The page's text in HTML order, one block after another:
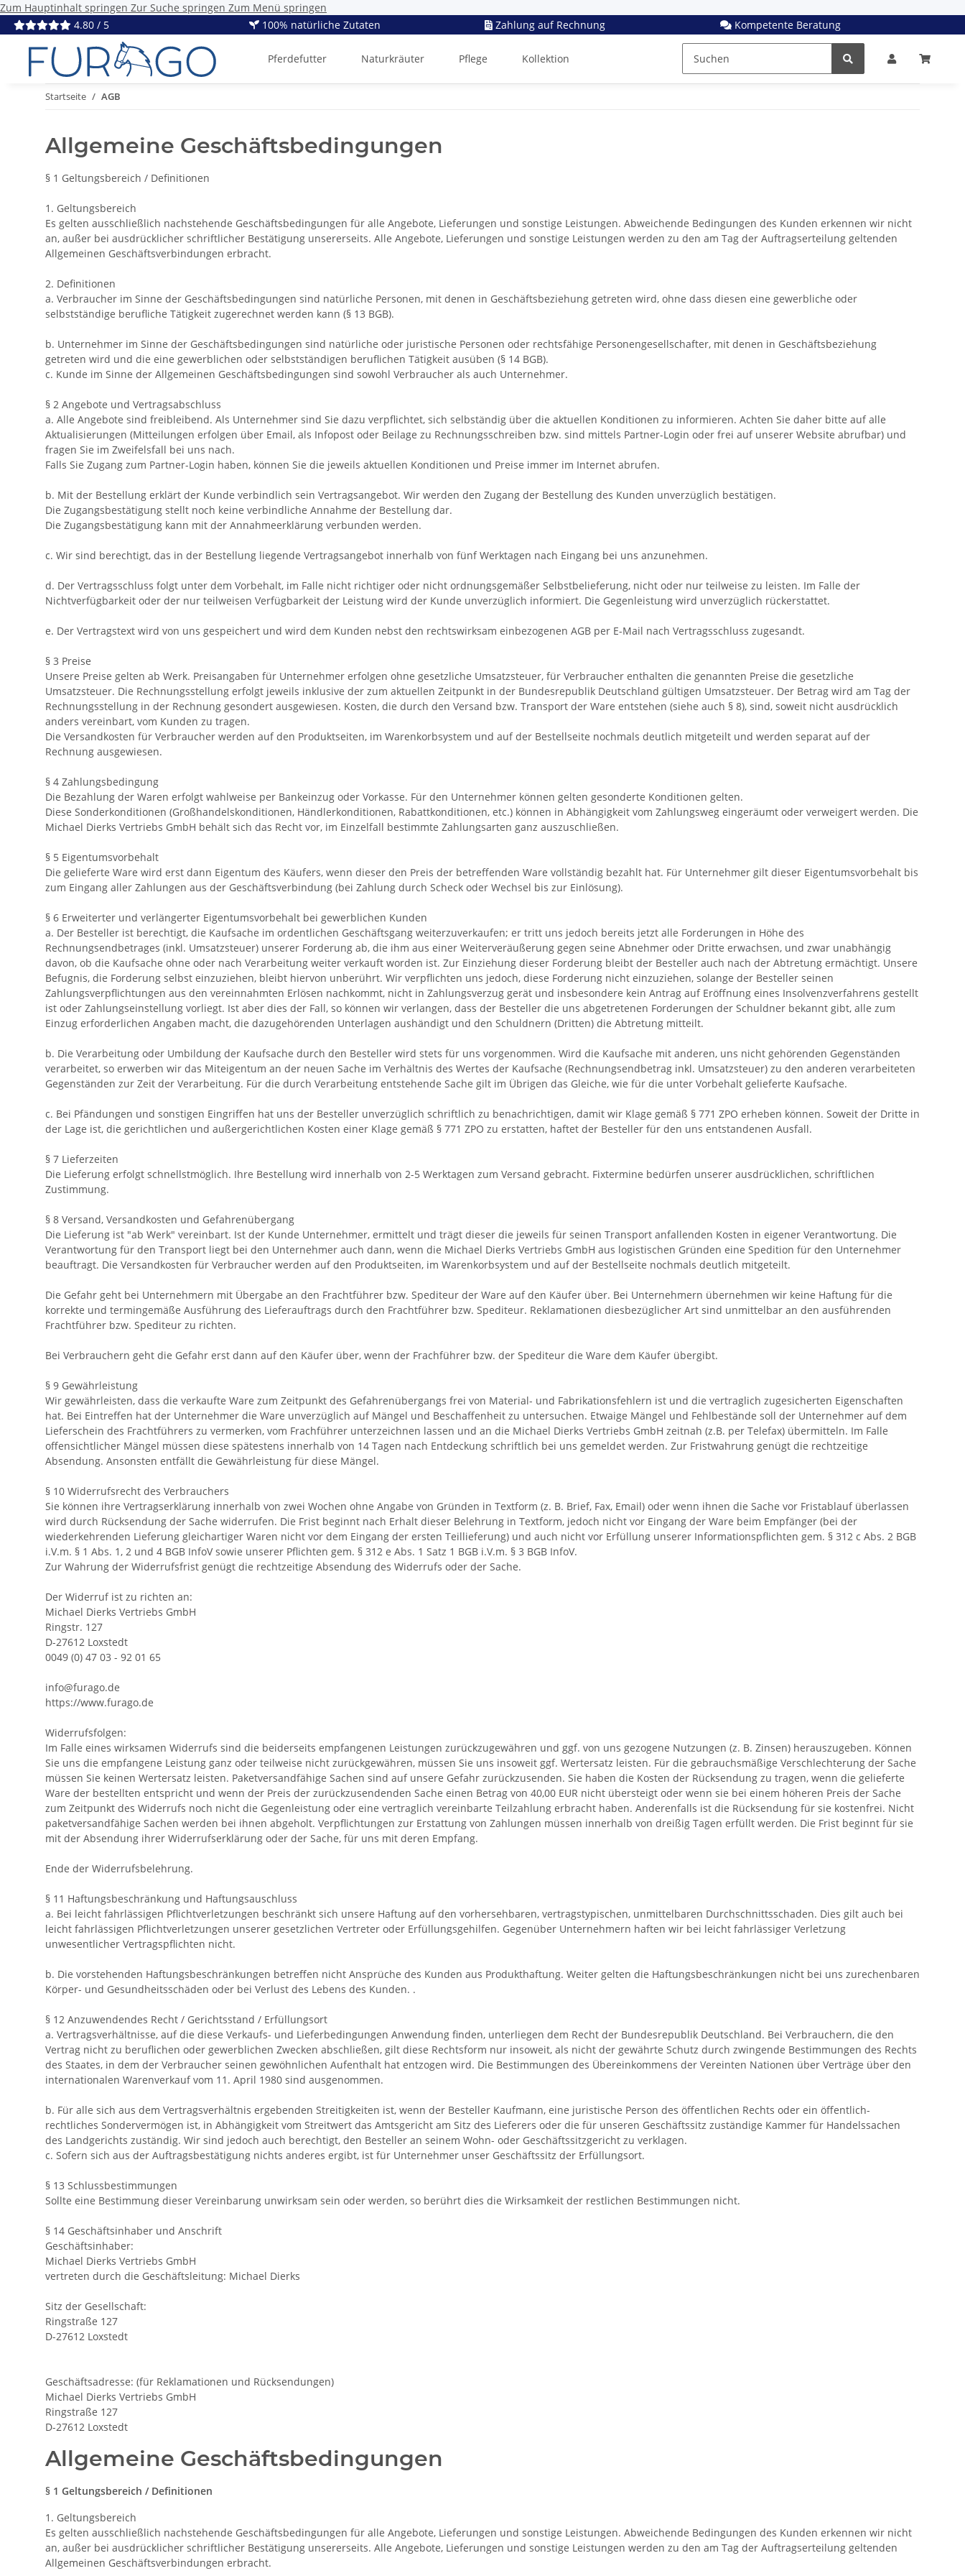
Zum Hauptinhalt springen Zur Suche springen Zum Menü springen
4.80 / 5
100% natürliche Zutaten Zahlung auf Rechnung Kompetente Beratung
Pferdefutter Naturkräuter Pflege Kollektion
Startseite AGB
Allgemeine Geschäftsbedingungen
§ 1 Geltungsbereich / Definitionen
1. Geltungsbereich
Es gelten ausschließlich nachstehende Geschäftsbedingungen für alle Angebote, Lieferungen und sonstige Leistungen. Abweichende Bedingungen des Kunden erkennen wir nicht
an, außer bei ausdrücklicher schriftlicher Bestätigung unsererseits. Alle Angebote, Lieferungen und sonstige Leistungen werden zu den am Tag der Auftragserteilung geltenden
Allgemeinen Geschäftsverbindungen erbracht.
2. Definitionen
a. Verbraucher im Sinne der Geschäftsbedingungen sind natürliche Personen, mit denen in Geschäftsbeziehung getreten wird, ohne dass diesen eine gewerbliche oder
selbstständige berufliche Tätigkeit zugerechnet werden kann (§ 13 BGB).
b. Unternehmer im Sinne der Geschäftsbedingungen sind natürliche oder juristische Personen oder rechtsfähige Personengesellschafter, mit denen in Geschäftsbeziehung
getreten wird und die eine gewerblichen oder selbstständigen beruflichen Tätigkeit ausüben (§ 14 BGB).
c. Kunde im Sinne der Allgemeinen Geschäftsbedingungen sind sowohl Verbraucher als auch Unternehmer.
§ 2 Angebote und Vertragsabschluss
a. Alle Angebote sind freibleibend. Als Unternehmer sind Sie dazu verpflichtet, sich selbständig über die aktuellen Konditionen zu informieren. Achten Sie daher bitte auf alle
Aktualisierungen (Mitteilungen erfolgen über Email, als Infopost oder Beilage zu Rechnungsschreiben bzw. sind mittels Partner-Login oder frei auf unserer Website abrufbar) und
fragen Sie im Zweifelsfall bei uns nach.
Falls Sie Zugang zum Partner-Login haben, können Sie die jeweils aktuellen Konditionen und Preise immer im Internet abrufen.
b. Mit der Bestellung erklärt der Kunde verbindlich sein Vertragsangebot. Wir werden den Zugang der Bestellung des Kunden unverzüglich bestätigen.
Die Zugangsbestätigung stellt noch keine verbindliche Annahme der Bestellung dar.
Die Zugangsbestätigung kann mit der Annahmeerklärung verbunden werden.
c. Wir sind berechtigt, das in der Bestellung liegende Vertragsangebot innerhalb von fünf Werktagen nach Eingang bei uns anzunehmen.
d. Der Vertragsschluss folgt unter dem Vorbehalt, im Falle nicht richtiger oder nicht ordnungsgemäßer Selbstbelieferung, nicht oder nur teilweise zu leisten. Im Falle der
Nichtverfügbarkeit oder der nur teilweisen Verfügbarkeit der Leistung wird der Kunde unverzüglich informiert. Die Gegenleistung wird unverzüglich rückerstattet.
e. Der Vertragstext wird von uns gespeichert und wird dem Kunden nebst den rechtswirksam einbezogenen AGB per E-Mail nach Vertragsschluss zugesandt.
§ 3 Preise
Unsere Preise gelten ab Werk. Preisangaben für Unternehmer erfolgen ohne gesetzliche Umsatzsteuer, für Verbraucher enthalten die genannten Preise die gesetzliche
Umsatzsteuer. Die Rechnungsstellung erfolgt jeweils inklusive der zum aktuellen Zeitpunkt in der Bundesrepublik Deutschland gültigen Umsatzsteuer. Der Betrag wird am Tag der
Rechnungsstellung in der Rechnung gesondert ausgewiesen. Kosten, die durch den Versand bzw. Transport der Ware entstehen (siehe auch § 8), sind, soweit nicht ausdrücklich
anders vereinbart, vom Kunden zu tragen.
Die Versandkosten für Verbraucher werden auf den Produktseiten, im Warenkorbsystem und auf der Bestellseite nochmals deutlich mitgeteilt und werden separat auf der
Rechnung ausgewiesen.
§ 4 Zahlungsbedingung
Die Bezahlung der Waren erfolgt wahlweise per Bankeinzug oder Vorkasse. Für den Unternehmer können gelten gesonderte Konditionen gelten.
Diese Sonderkonditionen (Großhandelskonditionen, Händlerkonditionen, Rabattkonditionen, etc.) können in Abhängigkeit vom Zahlungsweg eingeräumt oder verweigert werden. Die
Michael Dierks Vertriebs GmbH behält sich das Recht vor, im Einzelfall bestimmte Zahlungsarten ganz auszuschließen.
§ 5 Eigentumsvorbehalt
Die gelieferte Ware wird erst dann Eigentum des Käufers, wenn dieser den Preis der betreffenden Ware vollständig bezahlt hat. Für Unternehmer gilt dieser Eigentumsvorbehalt bis
zum Eingang aller Zahlungen aus der Geschäftsverbindung (bei Zahlung durch Scheck oder Wechsel bis zur Einlösung).
§ 6 Erweiterter und verlängerter Eigentumsvorbehalt bei gewerblichen Kunden
a. Der Besteller ist berechtigt, die Kaufsache im ordentlichen Geschäftsgang weiterzuverkaufen; er tritt uns jedoch bereits jetzt alle Forderungen in Höhe des
Rechnungsendbetrages (inkl. Umsatzsteuer) unserer Forderung ab, die ihm aus einer Weiterveräußerung gegen seine Abnehmer oder Dritte erwachsen, und zwar unabhängig
davon, ob die Kaufsache ohne oder nach Verarbeitung weiter verkauft worden ist. Zur Einziehung dieser Forderung bleibt der Besteller auch nach der Abtretung ermächtigt. Unsere
Befugnis, die Forderung selbst einzuziehen, bleibt hiervon unberührt. Wir verpflichten uns jedoch, diese Forderung nicht einzuziehen, solange der Besteller seinen
Zahlungsverpflichtungen aus den vereinnahmten Erlösen nachkommt, nicht in Zahlungsverzug gerät und insbesondere kein Antrag auf Eröffnung eines Insolvenzverfahrens gestellt
ist oder Zahlungseinstellung vorliegt. Ist aber dies der Fall, so können wir verlangen, dass der Besteller die uns abgetretenen Forderungen der Schuldner bekannt gibt, alle zum
Einzug erforderlichen Angaben macht, die dazugehörenden Unterlagen aushändigt und den Schuldnern (Dritten) die Abtretung mitteilt.
b. Die Verarbeitung oder Umbildung der Kaufsache durch den Besteller wird stets für uns vorgenommen. Wird die Kaufsache mit anderen, uns nicht gehörenden Gegenständen
verarbeitet, so erwerben wir das Miteigentum an der neuen Sache im Verhältnis des Wertes der Kaufsache (Rechnungsendbetrag inkl. Umsatzsteuer) zu den anderen verarbeiteten
Gegenständen zur Zeit der Verarbeitung. Für die durch Verarbeitung entstehende Sache gilt im Übrigen das Gleiche, wie für die unter Vorbehalt gelieferte Kaufsache.
c. Bei Pfändungen und sonstigen Eingriffen hat uns der Besteller unverzüglich schriftlich zu benachrichtigen, damit wir Klage gemäß § 771 ZPO erheben können. Soweit der Dritte in
der Lage ist, die gerichtlichen und außergerichtlichen Kosten einer Klage gemäß § 771 ZPO zu erstatten, haftet der Besteller für den uns entstandenen Ausfall.
§ 7 Lieferzeiten
Die Lieferung erfolgt schnellstmöglich. Ihre Bestellung wird innerhalb von 2-5 Werktagen zum Versand gebracht. Fixtermine bedürfen unserer ausdrücklichen, schriftlichen
Zustimmung.
§ 8 Versand, Versandkosten und Gefahrenübergang
Die Lieferung ist "ab Werk" vereinbart. Ist der Kunde Unternehmer, ermittelt und trägt dieser die jeweils für seinen Transport anfallenden Kosten in eigener Verantwortung. Die
Verantwortung für den Transport liegt bei den Unternehmer auch dann, wenn die Michael Dierks Vertriebs GmbH aus logistischen Gründen eine Spedition für den Unternehmer
beauftragt. Die Versandkosten für Verbraucher werden auf den Produktseiten, im Warenkorbsystem und auf der Bestellseite nochmals deutlich mitgeteilt.
Die Gefahr geht bei Unternehmern mit Übergabe an den Frachtführer bzw. Spediteur der Ware auf den Käufer über. Bei Unternehmern übernehmen wir keine Haftung für die
korrekte und termingemäße Ausführung des Lieferauftrags durch den Frachtführer bzw. Spediteur. Reklamationen diesbezüglicher Art sind unmittelbar an den ausführenden
Frachtführer bzw. Spediteur zu richten.
Bei Verbrauchern geht die Gefahr erst dann auf den Käufer über, wenn der Frachführer bzw. der Spediteur die Ware dem Käufer übergibt.
§ 9 Gewährleistung
Wir gewährleisten, dass die verkaufte Ware zum Zeitpunkt des Gefahrenübergangs frei von Material- und Fabrikationsfehlern ist und die vertraglich zugesicherten Eigenschaften
hat. Bei Eintreffen hat der Unternehmer die Ware unverzüglich auf Mängel und Beschaffenheit zu untersuchen. Etwaige Mängel und Fehlbestände soll der Unternehmer auf dem
Lieferschein des Frachtführers zu vermerken, vom Frachführer unterzeichnen lassen und an die Michael Dierks Vertriebs GmbH zeitnah (z.B. per Telefax) übermitteln. Im Falle
offensichtlicher Mängel müssen diese spätestens innerhalb von 14 Tagen nach Entdeckung schriftlich bei uns gemeldet werden. Zur Fristwahrung genügt die rechtzeitige
Absendung. Ansonsten entfällt die Gewährleistung für diese Mängel.
§ 10 Widerrufsrecht des Verbrauchers
Sie können ihre Vertragserklärung innerhalb von zwei Wochen ohne Angabe von Gründen in Textform (z. B. Brief, Fax, Email) oder wenn ihnen die Sache vor Fristablauf überlassen
wird durch Rücksendung der Sache widerrufen. Die Frist beginnt nach Erhalt dieser Belehrung in Textform, jedoch nicht vor Eingang der Ware beim Empfänger (bei der
wiederkehrenden Lieferung gleichartiger Waren nicht vor dem Eingang der ersten Teillieferung) und auch nicht vor Erfüllung unserer Informationspflichten gem. § 312 c Abs. 2 BGB
i.V.m. § 1 Abs. 1, 2 und 4 BGB InfoV sowie unserer Pflichten gem. § 312 e Abs. 1 Satz 1 BGB i.V.m. § 3 BGB InfoV.
Zur Wahrung der Widerrufsfrist genügt die rechtzeitige Absendung des Widerrufs oder der Sache.
Der Widerruf ist zu richten an:
Michael Dierks Vertriebs GmbH
Ringstr. 127
D-27612 Loxstedt
0049 (0) 47 03 - 92 01 65
info@furago.de
https://www.furago.de
Widerrufsfolgen:
Im Falle eines wirksamen Widerrufs sind die beiderseits empfangenen Leistungen zurückzugewähren und ggf. von uns gezogene Nutzungen (z. B. Zinsen) herauszugeben. Können
Sie uns die empfangene Leistung ganz oder teilweise nicht zurückgewähren, müssen Sie uns insoweit ggf. Wertersatz leisten. Für die gebrauchsmäßige Verschlechterung der Sache
müssen Sie keinen Wertersatz leisten. Paketversandfähige Sachen sind auf unsere Gefahr zurückzusenden. Sie haben die Kosten der Rücksendung zu tragen, wenn die gelieferte
Ware der bestellten entspricht und wenn der Preis der zurückzusendenden Sache einen Betrag von 40,00 EUR nicht übersteigt oder wenn sie bei einem höheren Preis der Sache
zum Zeitpunkt des Widerrufs noch nicht die Gegenleistung oder eine vertraglich vereinbarte Teilzahlung erbracht haben. Anderenfalls ist die Rücksendung für sie kostenfrei. Nicht
paketversandfähige Sachen werden bei ihnen abgeholt. Verpflichtungen zur Erstattung von Zahlungen müssen innerhalb von dreißig Tagen erfüllt werden. Die Frist beginnt für sie
mit der Absendung ihrer Widerrufserklärung oder der Sache, für uns mit deren Empfang.
Ende der Widerrufsbelehrung.
§ 11 Haftungsbeschränkung und Haftungsauschluss
a. Bei leicht fahrlässigen Pflichtverletzungen beschränkt sich unsere Haftung auf den vorhersehbaren, vertragstypischen, unmittelbaren Durchschnittsschaden. Dies gilt auch bei
leicht fahrlässigen Pflichtverletzungen unserer gesetzlichen Vertreter oder Erfüllungsgehilfen. Gegenüber Unternehmern haften wir bei leicht fahrlässiger Verletzung
unwesentlicher Vertragspflichten nicht.
b. Die vorstehenden Haftungsbeschränkungen betreffen nicht Ansprüche des Kunden aus Produkthaftung. Weiter gelten die Haftungsbeschränkungen nicht bei uns zurechenbaren
Körper- und Gesundheitsschäden oder bei Verlust des Lebens des Kunden. .
§ 12 Anzuwendendes Recht / Gerichtsstand / Erfüllungsort
a. Vertragsverhältnisse, auf die diese Verkaufs- und Lieferbedingungen Anwendung finden, unterliegen dem Recht der Bundesrepublik Deutschland. Bei Verbrauchern, die den
Vertrag nicht zu beruflichen oder gewerblichen Zwecken abschließen, gilt diese Rechtsform nur insoweit, als nicht der gewährte Schutz durch zwingende Bestimmungen des Rechts
des Staates, in dem der Verbraucher seinen gewöhnlichen Aufenthalt hat entzogen wird. Die Bestimmungen des Übereinkommens der Vereinten Nationen über Verträge über den
internationalen Warenverkauf vom 11. April 1980 sind ausgenommen.
b. Für alle sich aus dem Vertragsverhältnis ergebenden Streitigkeiten ist, wenn der Besteller Kaufmann, eine juristische Person des öffentlichen Rechts oder ein öffentlich-
rechtliches Sondervermögen ist, in Abhängigkeit vom Streitwert das Amtsgericht am Sitz des Lieferers oder die für unseren Geschäftssitz zuständige Kammer für Handelssachen
des Landgerichts zuständig. Wir sind jedoch auch berechtigt, den Besteller an seinem Wohn- oder Geschäftssitzgericht zu verklagen.
c. Sofern sich aus der Auftragsbestätigung nichts anderes ergibt, ist für Unternehmer unser Geschäftssitz der Erfüllungsort.
§ 13 Schlussbestimmungen
Sollte eine Bestimmung dieser Vereinbarung unwirksam sein oder werden, so berührt dies die Wirksamkeit der restlichen Bestimmungen nicht.
§ 14 Geschäftsinhaber und Anschrift
Geschäftsinhaber:
Michael Dierks Vertriebs GmbH
vertreten durch die Geschäftsleitung: Michael Dierks
Sitz der Gesellschaft:
Ringstraße 127
D-27612 Loxstedt
Geschäftsadresse: (für Reklamationen und Rücksendungen)
Michael Dierks Vertriebs GmbH
Ringstraße 127
D-27612 Loxstedt
Allgemeine Geschäftsbedingungen
§ 1 Geltungsbereich / Definitionen
1. Geltungsbereich
Es gelten ausschließlich nachstehende Geschäftsbedingungen für alle Angebote, Lieferungen und sonstige Leistungen. Abweichende Bedingungen des Kunden erkennen wir nicht
an, außer bei ausdrücklicher schriftlicher Bestätigung unsererseits. Alle Angebote, Lieferungen und sonstige Leistungen werden zu den am Tag der Auftragserteilung geltenden
Allgemeinen Geschäftsverbindungen erbracht.